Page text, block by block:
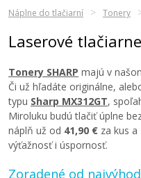
Náplne do tlačiarní Tonery
Laserové
Tonery SHARP majú v
Či už hľadáte originálne,
typu Sharp MX312GT,
Miroluku budú tlačiť úplne
náplň už od 41,90 € za kus
výťažnosť i úspornosť.
Zoradené od